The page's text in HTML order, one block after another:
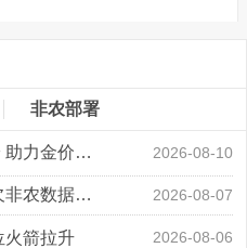
非农部署
领峰金评：非农数据意外爆冷 助力金价大涨创新高 2026-08-10
领峰金评：万事俱备 黄金只欠非农数据“东风” 2026-08-07
火箭拉升 2026-08-06